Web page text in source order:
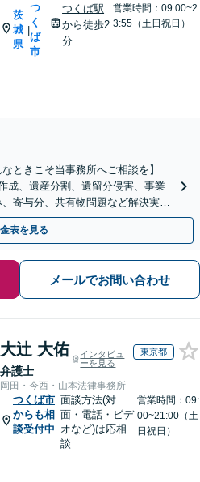
茨
城
県
|
つ
く
ば
市
つくば駅
から徒歩2
分
営業時間：09:00~2
3:55（土日祝日）
ときこそ当事務所へご相談を】
成、遺産分割、遺留分侵害、事業
寄与分、共有物問題など解決実績
します】
表を見る
メールでお問い合わせ
大辻 大佑
弁護士
インタビュ
ーを見る
東京都
岡田・今西・山本法律事務所
つくば市
からも相
談受付中
面談方法(対
面・電話・ビデ
オなど)は応相
談
営業時間：09:
00~21:00（土
日祝日）